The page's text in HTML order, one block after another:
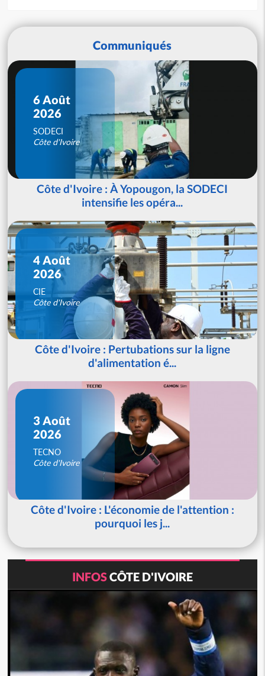
Communiqués
6 Août
2026
SODECI
Côte d'Ivoire
Côte d'Ivoire : À Yopougon, la SODECI
intensifie les opéra...
4 Août
2026
CIE
Côte d'Ivoire
Côte d'Ivoire : Pertubations sur la ligne
d'alimentation é...
3 Août
2026
TECNO
Côte d'Ivoire
Côte d'Ivoire : L'économie de l'attention :
pourquoi les j...
INFOSCÔTE D'IVOIRE